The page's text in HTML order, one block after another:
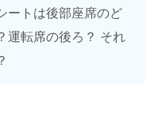
ートは後部座席のど
運転席の後ろ？ それ